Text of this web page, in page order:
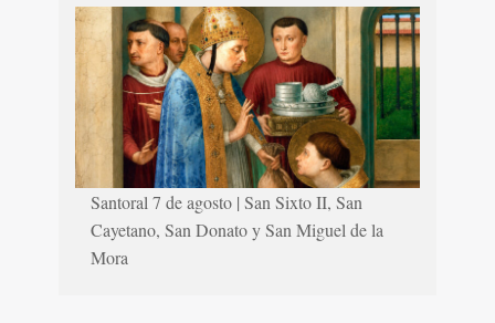
Santoral 7 de agosto | San Sixto II, San
Cayetano, San Donato y San Miguel de la
Mora